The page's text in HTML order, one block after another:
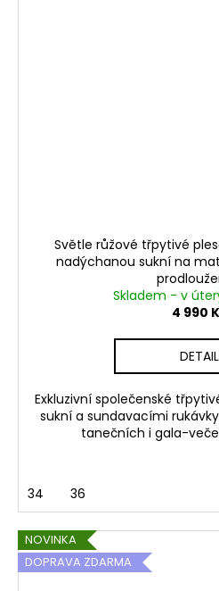
Světle růžové třpytivé
nadýchanou sukní na
Skladem - v
4 990
DETAIL
Exkluzivní společenské
sukní a sundavacími
tanečních i gala-
34 36
NOVINKA
DOPRAVA ZDARMA